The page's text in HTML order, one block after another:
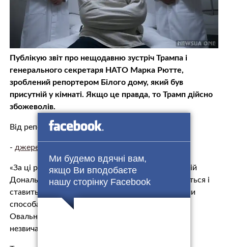
Ми будемо вдячні вам,
якщо Ви вподобаєте
нашу сторінку Facebook
Публікую звіт про нещодавню зустріч Трампа і
генерального секретаря НАТО Марка Рютте,
зроблений репортером Білого дому, який був
присутній у кімнаті. Якщо це правда, то Трамп дійсно
збожеволів.
Від репортера з Білого дому:
- джерело.
«За ці роки я висвітлював безліч пресконференцій
Дональда Трампа. Я бачив, як він бреше, ухиляється і
ставить себе в незручне становище незліченними
способами. Але те, що я щойно спостерігав в
Овальному кабінеті, можливо, було найбільш
незвичайним і нерозумним проявом.